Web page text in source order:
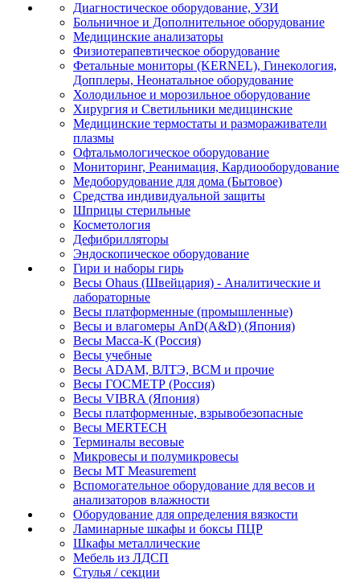
Диагностическое оборудование, УЗИ
Больничное и Дополнительное оборудование
Медицинские анализаторы
Физиотерапевтическое оборудование
Фетальные мониторы (KERNEL), Гинекология,
Допплеры, Неонатальное оборудование
Холодильное и морозильное оборудование
Хирургия и Светильники медицинские
Медицинские термостаты и размораживатели
плазмы
Офтальмологическое оборудование
Мониторинг, Реанимация, Кардиооборудование
Медоборудование для дома (Бытовое)
Средства индивидуальной защиты
Шприцы стерильные
Косметология
Дефибрилляторы
Эндоскопическое оборудование
Гири и наборы гирь
Весы Ohaus (Швейцария) - Аналитические и
лабораторные
Весы платформенные (промышленные)
Весы и влагомеры AnD(A&D) (Япония)
Весы Масса-К (Россия)
Весы учебные
Весы ADAM, ВЛТЭ, BCM и прочие
Весы ГОСМЕТР (Россия)
Весы VIBRA (Япония)
Весы платформенные, взрывобезопасные
Весы MERTECH
Терминалы весовые
Микровесы и полумикровесы
Весы MT Measurement
Вспомогательное оборудование для весов и
анализаторов влажности
Оборудование для определения вязкости
Ламинарные шкафы и боксы ПЦР
Шкафы металлические
Мебель из ЛДСП
Стулья / секции